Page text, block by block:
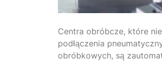
Centra obróbcze, które
podłączenia
obróbkowych, są